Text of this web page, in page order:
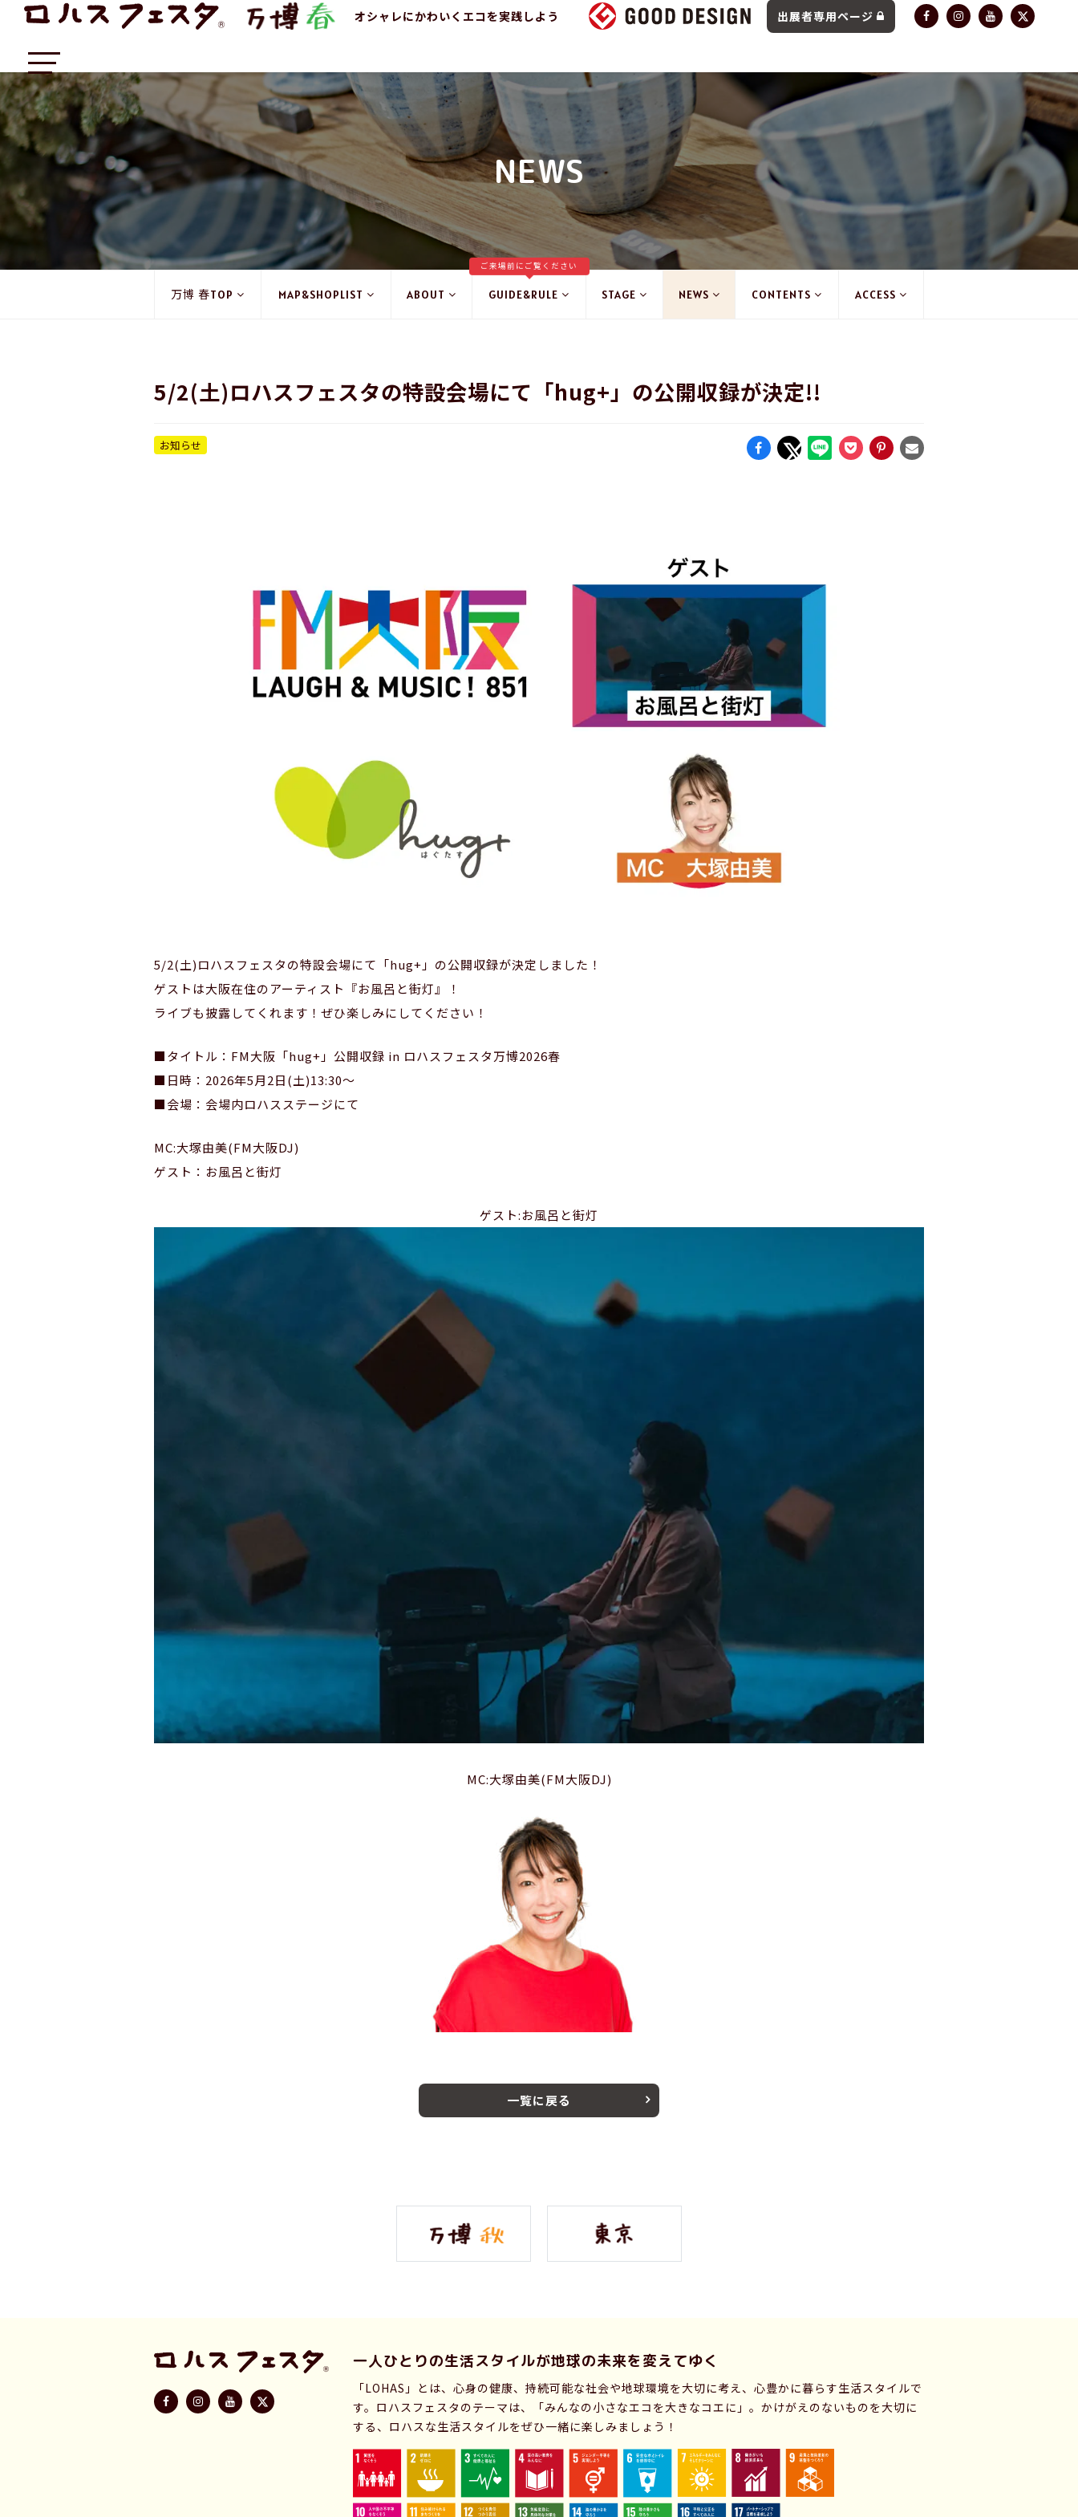
オシャレにかわいくエコを実践しよう 出展者専用ページ
NEWS
万博 春TOP MAP&SHOPLIST ABOUT GUIDE&RULE
ご来場前にご覧ください
STAGE NEWS CONTENTS ACCESS
5/2(土)ロハスフェスタの特設会場にて「hug+」の公開収録が決定!!
お知らせ
5/2(土)ロハスフェスタの特設会場にて「hug+」の公開収録が決定しました！
ゲストは大阪在住のアーティスト『お風呂と街灯』！
ライブも披露してくれます！ぜひ楽しみにしてください！
■タイトル：FM大阪「hug+」公開収録 in ロハスフェスタ万博2026春
■日時：2026年5月2日(土)13:30～
■会場：会場内ロハスステージにて
MC:大塚由美(FM大阪DJ)
ゲスト：お風呂と街灯
ゲスト:お風呂と街灯
MC:大塚由美(FM大阪DJ)
一覧に戻る
一人ひとりの生活スタイルが地球の未来を変えてゆく
「LOHAS」とは、心身の健康、持続可能な社会や地球環境を大切に考え、心豊かに暮らす生活スタイルで
す。ロハスフェスタのテーマは、「みんなの小さなエコを大きなコエに」。かけがえのないものを大切に
する、ロハスな生活スタイルをぜひ一緒に楽しみましょう！